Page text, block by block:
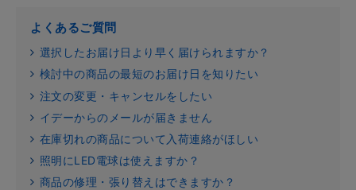
よくあるご質問
選択したお届け日より早く届けられますか？
検討中の商品の最短のお届け日を知りたい
注文の変更・キャンセルをしたい
イデーからのメールが届きません
在庫切れの商品について入荷連絡がほしい
照明にLED電球は使えますか？
商品の修理・張り替えはできますか？